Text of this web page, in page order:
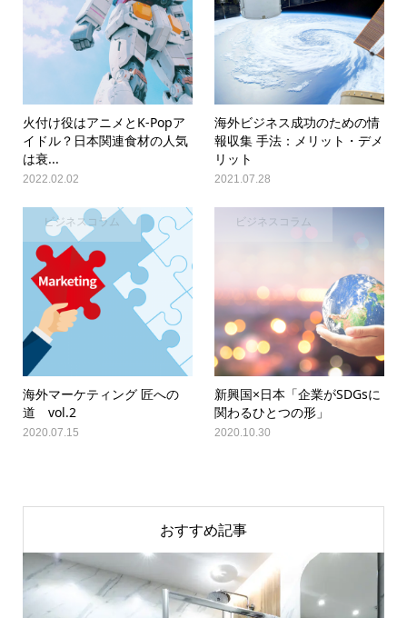
火付け役はアニメとK-Popア
イドル？日本関連食材の人気
は衰...
2022.02.02
海外ビジネス成功のための情
報収集 手法：メリット・デメ
リット
2021.07.28
ビジネスコラム
海外マーケティング 匠への
道 vol.2
2020.07.15
ビジネスコラム
新興国×日本「企業がSDGsに
関わるひとつの形」
2020.10.30
おすすめ記事